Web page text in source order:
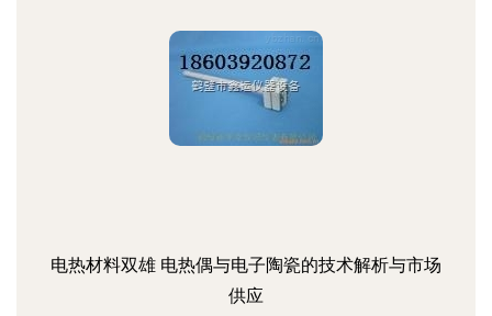
电热材料双雄 电热偶与电子陶瓷的技术解析与市场
供应